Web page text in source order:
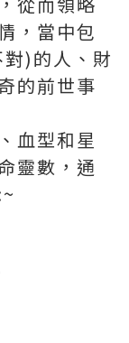
，當中包
)的人、財
的前世事
血型和星
靈數，通